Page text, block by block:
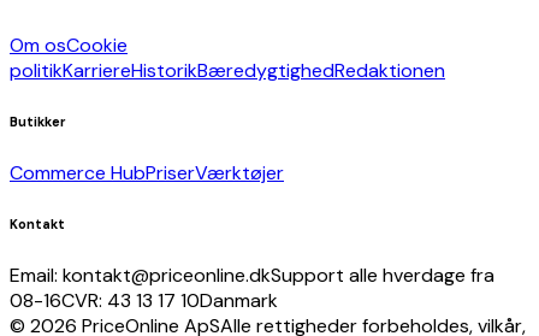
Tøj
tilbehør
Isenkram
Kufferter
tasker
og
Medier
Møbler
Om osCookie
politikKarriereHistorikBæredygtighedRedaktionen
Butikker
Commerce HubPriserVærktøjer
Kontakt
Email: kontakt@priceonline.dkSupport alle hverdage fra
08-16CVR: 43 13 17 10Danmark
© 2026 PriceOnline ApSAlle rettigheder forbeholdes, vilkår,